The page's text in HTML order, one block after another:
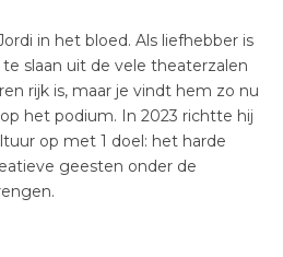
in het bloed. Als liefhebber is
slaan uit de vele theaterzalen
rijk is, maar je vindt hem zo nu
het podium. In 2023 richtte hij
op met 1 doel: het harde
geesten onder de